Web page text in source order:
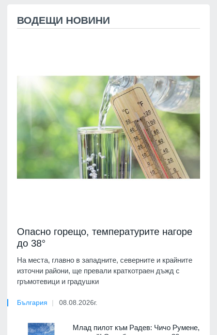
ВОДЕЩИ НОВИНИ
Опасно горещо, температурите нагоре
до 38°
На места, главно в западните, северните и крайните
източни райони, ще превали краткотраен дъжд с
гръмотевици и градушки
България 08.08.2026г.
Млад пилот към Радев: Чичо Румене,